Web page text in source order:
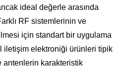
ideal değerle arasında
RF sistemlerinin ve
için standart bir uygulama
iletişim elektroniği ürünleri tipik
antenlerin karakteristik